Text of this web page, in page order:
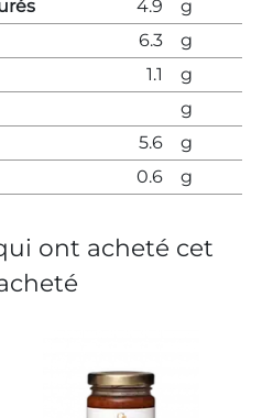
4.9
g
6.3
g
1.1
g
g
5.6
g
0.6 g
ont acheté cet